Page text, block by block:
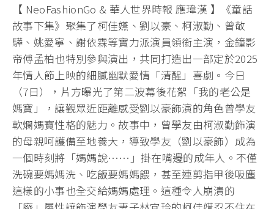
【 NeoFashionGo & 華人世界時報 應瑋漢 】《童話
故事下集》聚集了柯佳嬿、劉以豪、柯淑勤、曾敬
驊、姚愛寧、謝依霖等實力派演員領銜主演，金鐘影
帝傅孟柏也特別參與演出，共同打造出一部定於2025
年情人節上映的細膩幽默愛情「清醒」喜劇。今日
（7日），片方曝光了第二波幕後花絮「我的老公是
媽寶」，讓觀眾近距離感受劉以豪飾演的角色曾學友
軟爛媽寶性格的魅力。故事中，曾學友由柯淑勤飾演
的母親呵護備至地養大，導致學友（劉以豪飾）成為
一個時刻將「媽媽說……」掛在嘴邊的成年人。不僅
洗碗要媽媽洗、吃飯要媽媽餵，甚至連剪指甲後吸塵
這樣的小事也全交給媽媽處理。這種令人崩潰的